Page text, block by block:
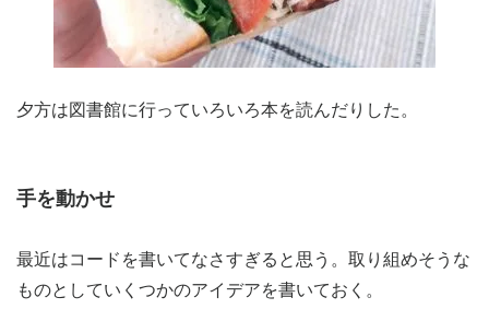
夕方は図書館に行っていろいろ本を読んだりした。
手を動かせ
最近はコードを書いてなさすぎると思う。取り組めそうな
ものとしていくつかのアイデアを書いておく。